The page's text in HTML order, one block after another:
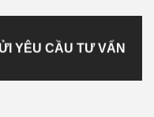
YÊU CẦU TƯ VẤN